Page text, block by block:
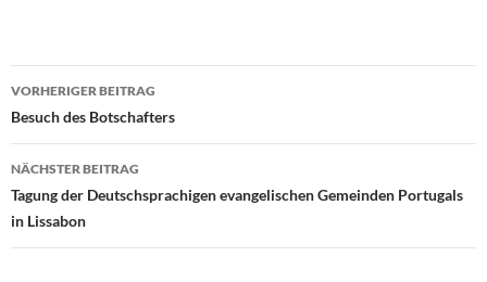
Beitragsnavigation
VORHERIGER BEITRAG
Besuch des Botschafters
NÄCHSTER BEITRAG
Tagung der Deutschsprachigen evangelischen Gemeinden Portugals
in Lissabon